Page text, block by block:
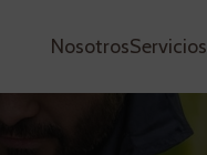
NosotrosServicios